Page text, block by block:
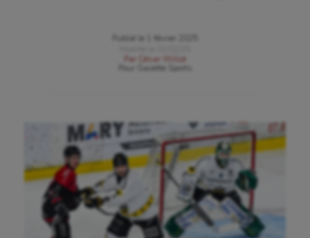
Publié le
1 février 2025
Par
César Willot
Gazette Sports